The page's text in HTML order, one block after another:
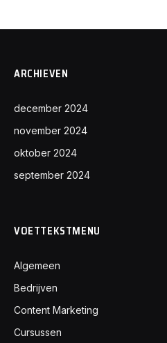
ARCHIEVEN
december 2024
november 2024
oktober 2024
september 2024
VOETTEKSTMENU
Algemeen
Bedrijven
Content Marketing
Cursussen